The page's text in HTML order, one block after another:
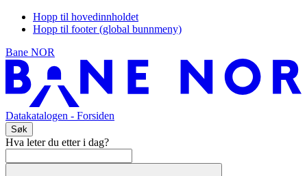
Hopp til hovedinnholdet
Hopp til footer (global bunnmeny)
Bane NOR
Datakatalogen - Forsiden
Søk
Hva leter du etter i dag?